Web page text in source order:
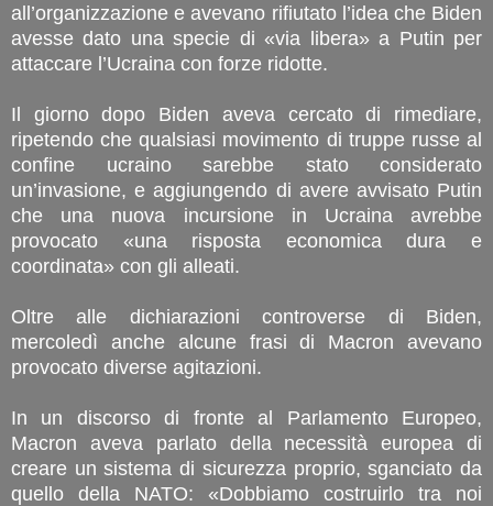
all’organizzazione e avevano rifiutato l’idea che Biden
avesse dato una specie di «via libera» a Putin per
attaccare l’Ucraina con forze ridotte.
Il giorno dopo Biden aveva cercato di rimediare,
ripetendo che qualsiasi movimento di truppe russe al
confine ucraino sarebbe stato considerato
un’invasione, e aggiungendo di avere avvisato Putin
che una nuova incursione in Ucraina avrebbe
provocato «una risposta economica dura e
coordinata» con gli alleati.
Oltre alle dichiarazioni controverse di Biden,
mercoledì anche alcune frasi di Macron avevano
provocato diverse agitazioni.
In un discorso di fronte al Parlamento Europeo,
Macron aveva parlato della necessità europea di
creare un sistema di sicurezza proprio, sganciato da
quello della NATO: «Dobbiamo costruirlo tra noi